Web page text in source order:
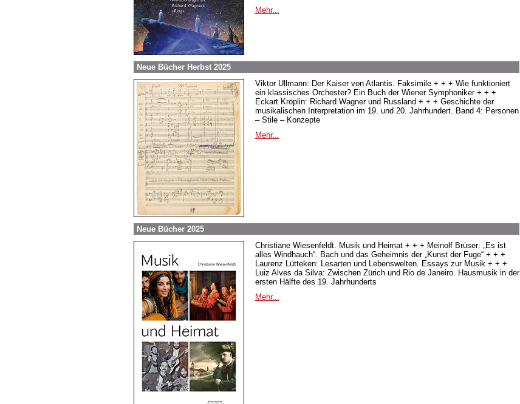
Mehr...
Neue Bücher Herbst 2025
Viktor Ullmann: Der Kaiser von Atlantis. Faksimile + + + Wie funktioniert
ein klassisches Orchester? Ein Buch der Wiener Symphoniker + + +
Eckart Kröplin: Richard Wagner und Russland + + + Geschichte der
musikalischen Interpretation im 19. und 20. Jahrhundert. Band 4: Personen
– Stile – Konzepte
Mehr...
Neue Bücher 2025
Christiane Wiesenfeldt. Musik und Heimat + + + Meinolf Brüser: „Es ist
alles Windhauch“. Bach und das Geheimnis der „Kunst der Fuge“ + + +
Laurenz Lütteken: Lesarten und Lebenswelten. Essays zur Musik + + +
Luiz Alves da Silva: Zwischen Zürich und Rio de Janeiro. Hausmusik in der
ersten Hälfte des 19. Jahrhunderts
Mehr...